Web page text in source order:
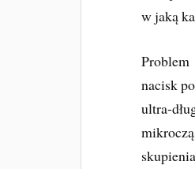
w jaką
nacisk
ultra-